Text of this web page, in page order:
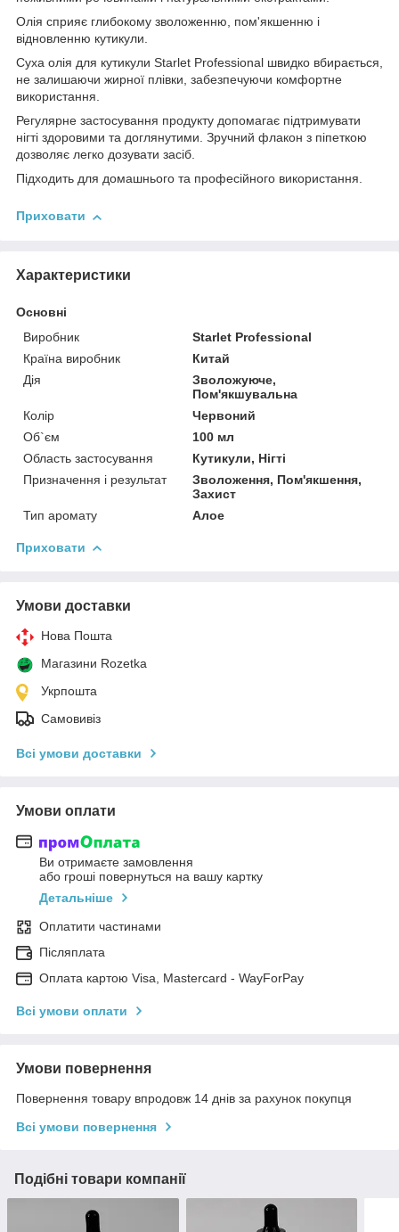
Олія сприяє глибокому зволоженню, пом'якшенню і
відновленню кутикули.
Суха олія для кутикули Starlet Professional швидко вбирається,
не залишаючи жирної плівки, забезпечуючи комфортне
використання.
Регулярне застосування продукту допомагає підтримувати
нігті здоровими та доглянутими. Зручний флакон з піпеткою
дозволяє легко дозувати засіб.
Підходить для домашнього та професійного використання.
Приховати
Характеристики
Основні
Виробник
Starlet Professional
Країна виробник
Китай
Дія
Зволожуюче,
Пом'якшувальна
Колір
Червоний
Об`єм
100 мл
Область застосування
Кутикули, Нігті
Призначення і результат
Зволоження, Пом'якшення,
Захист
Тип аромату
Алое
Приховати
Умови доставки
Нова Пошта
Магазини Rozetka
Укрпошта
Самовивіз
Всі умови доставки
Умови оплати
Ви отримаєте замовлення
або гроші повернуться на вашу картку
Детальніше
Оплатити частинами
Післяплата
Оплата картою Visa, Mastercard - WayForPay
Всі умови оплати
Умови повернення
Повернення товару впродовж 14 днів за рахунок покупця
Всі умови повернення
Подібні товари компанії